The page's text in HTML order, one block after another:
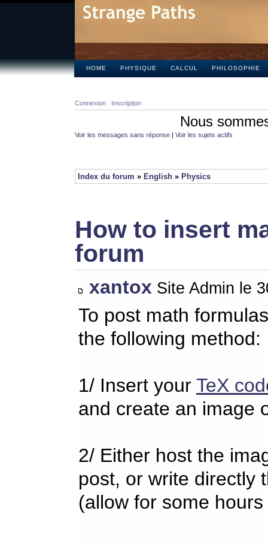
HOME PHYSIQUE CALCUL PHILOSOPHIE
Connexion Inscription
Nous
Voir les messages sans réponse | Voir les sujets actifs
Index du forum » English » Physics
How to insert
forum
xantox Site Admin le
To post math
the following method:
1/ Insert your TeX
and create an image
2/ Either host the
post, or write directly
(allow for some